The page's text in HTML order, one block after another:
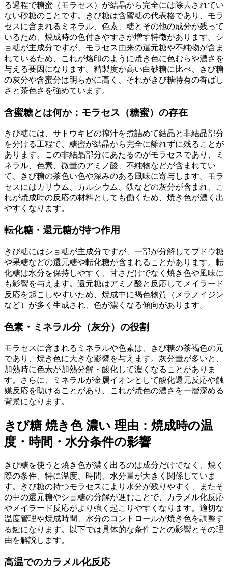
る過程で糖蜜（モラセス）が結晶から完全には除去されてい
ない砂糖のことです。きび糖は含蜜糖の代表格であり、モラ
セスに含まれるミネラル、色素、糖とその他の成分が残って
いるため、焼成時の色付きやすさが増す特徴があります。シ
ョ糖が主成分ですが、モラセス由来の還元糖や不純物が含ま
れているため、これが烙印のように焼き色に色むらや濃さを
与える要因になります。精製度が高い白砂糖に比べ、きび糖
の灰分や含蜜分は明らかに高く、それがきび糖特有の香ばし
さと茶色さを強めています。
含蜜糖とは何か：モラセス（糖蜜）の存在
きび糖には、サトウキビの搾汁を煮詰めて結晶と非結晶部分
を分ける工程で、糖蜜が結晶から完全に離れずに残ることが
あります。この非結晶部分にあたるのがモラセスであり、ミ
ネラル、色素、微量のアミノ酸、不純物などが含まれてい
て、きび糖の茶色い色や深みのある風味に寄与します。モラ
セスにはカリウム、カルシウム、鉄などの灰分が含まれ、こ
れが焼成時の反応の材料としても働くため、焼き色が濃く出
やすくなります。
転化糖・還元糖が持つ作用
きび糖にはショ糖が主成分ですが、一部が分解してブドウ糖
や果糖などの還元糖や転化糖が含まれることがあります。転
化糖は水分を保持しやすく、甘さだけでなく焼き色や風味に
も影響を与えます。還元糖はアミノ酸と反応してメイラード
反応を起こしやすいため、焼成中に褐色物質（メラノイジン
など）が多く生成され、色が濃くなる傾向があります。
色素・ミネラル分（灰分）の役割
モラセスに含まれるミネラルや色素は、きび糖の茶褐色の元
であり、焼き色に大きな影響を与えます。灰分量が多いと、
加熱時に色素が加熱分解・酸化して濃くなることがありま
す。さらに、ミネラルが金属イオンとして酸化還元反応や触
媒反応を助けることがあり、これが焼色の濃さを一層深める
背景になります。
きび糖 焼き色 濃い 理由：焼成時の温
度・時間・水分条件の影響
きび糖を使うと焼き色が濃く出るのは成分だけでなく、焼く
際の条件、特に温度、時間、水分量が大きく関係していま
す。きび糖の持つモラセスにより水分が残りやすく、またそ
の中の還元糖やショ糖の分解が進むことで、カラメル化反応
やメイラード反応がより強く起こりやすくなります。適切な
温度管理や焼成時間、水分のコントロールが焼き色を調整す
る鍵になります。以下では具体的な条件ごとの影響とその理
由を解説します。
高温でのカラメル化反応